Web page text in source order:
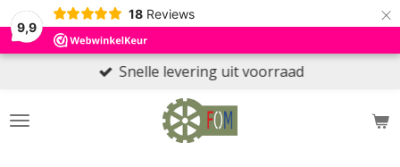
9,9
18 Reviews ×
Snelle levering uit voorraad